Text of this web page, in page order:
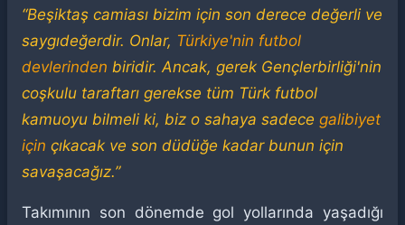
“Beşiktaş camiası bizim için son derece değerli ve
saygıdeğerdir. Onlar, Türkiye'nin futbol
devlerinden biridir. Ancak, gerek Gençlerbirliği'nin
coşkulu taraftarı gerekse tüm Türk futbol
kamuoyu bilmeli ki, biz o sahaya sadece galibiyet
için çıkacak ve son düdüğe kadar bunun için
savaşacağız.”
Takımının son dönemde gol yollarında yaşadığı